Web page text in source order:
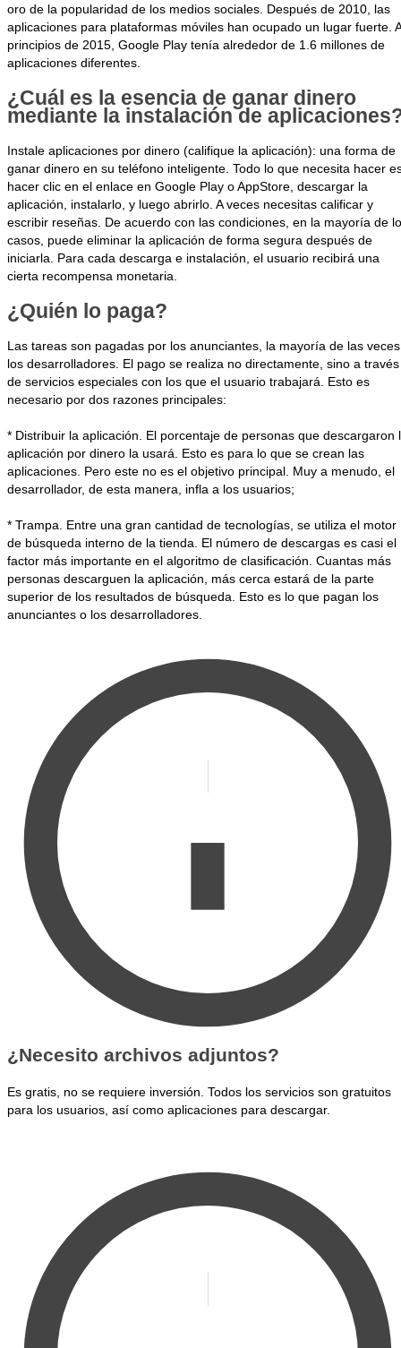
oro de la popularidad de los medios sociales. Después de 2010, las
aplicaciones para plataformas móviles han ocupado un lugar fuerte. A
principios de 2015, Google Play tenía alrededor de 1.6 millones de
aplicaciones diferentes.
¿Cuál es la esencia de ganar dinero
mediante la instalación de
Instale aplicaciones por dinero (califique la aplicación): una forma de
ganar dinero en su teléfono inteligente. Todo lo que necesita hacer
hacer clic en el enlace en Google Play o AppStore, descargar la
aplicación, instalarlo, y luego abrirlo. A veces necesitas calificar y
escribir reseñas. De acuerdo con las condiciones, en la mayoría de
casos, puede eliminar la aplicación de forma segura después de
iniciarla. Para cada descarga e instalación, el usuario recibirá una
cierta recompensa monetaria.
¿Quién lo paga?
Las tareas son pagadas por los anunciantes, la mayoría de las veces
los desarrolladores. El pago se realiza no directamente, sino a través
de servicios especiales con los que el usuario trabajará. Esto es
necesario por dos razones principales:
* Distribuir la aplicación. El porcentaje de personas que descargaron
aplicación por dinero la usará. Esto es para lo que se crean las
aplicaciones. Pero este no es el objetivo principal. Muy a menudo, el
desarrollador, de esta manera, infla a los usuarios;
* Trampa. Entre una gran cantidad de tecnologías, se utiliza el motor
de búsqueda interno de la tienda. El número de descargas es casi el
factor más importante en el algoritmo de clasificación. Cuantas más
personas descarguen la aplicación, más cerca estará de la parte
superior de los resultados de búsqueda. Esto es lo que pagan los
anunciantes o los desarrolladores.
¿Necesito archivos adjuntos?
Es gratis, no se requiere inversión. Todos los servicios son gratuitos
para los usuarios, así como aplicaciones para descargar.